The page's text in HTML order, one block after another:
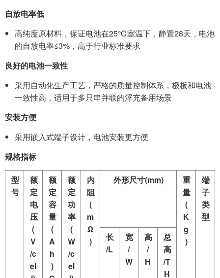
自放电率低
高纯度原材料，保证电池在25℃室温下，静置28天，电池
的自放电率≤3%，高于行业标准要求
良好的电池一致性
采用自动化生产工艺，严格的质量控制体系，极板和电池
一致性高，适用于多只串并联的浮充备用场景
安装方便
采用嵌入式端子设计，电池安装更方便
规格指标
型
号
额
定
电
压
(
V
/c
el
额
定
容
量
(
A
h
)
额
定
功
率
(
W
/c
el
内
阻
(
m
Ω
)
外形尺寸(mm)
重
量
(
K
g
)
端
子
类
型
长
/L
宽
/
W
高
/
H
总
高
/T
H